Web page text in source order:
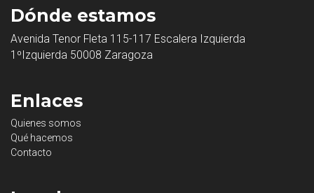
Dónde estamos
Avenida Tenor Fleta 115-117 Escalera Izquierda
1ºIzquierda 50008 Zaragoza
Enlaces
Quienes somos
Qué hacemos
Contacto